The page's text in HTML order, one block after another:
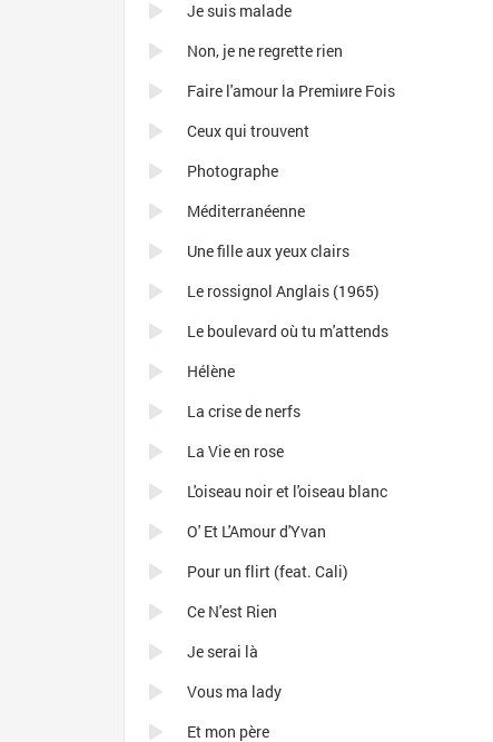
Je suis malade
Non, je ne regrette rien
Faire l'amour la Premiиre Fois
Ceux qui trouvent
Photographe
Méditerranéenne
Une fille aux yeux clairs
Le rossignol Anglais (1965)
Le boulevard où tu m'attends
Hélène
La crise de nerfs
La Vie en rose
L'oiseau noir et l'oiseau blanc
O' Et L'Amour d'Yvan
Pour un flirt (feat. Cali)
Ce N'est Rien
Je serai là
Vous ma lady
Et mon père